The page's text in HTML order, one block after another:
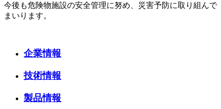
今後も危険物施設の安全管理に努め、災害予防に取り組んで
まいります。
企業情報
技術情報
製品情報